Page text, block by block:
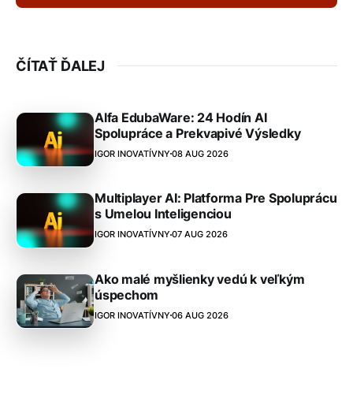
ČÍTAŤ ĎALEJ
Alfa EdubaWare: 24 Hodín AI
Spolupráce a Prekvapivé Výsledky
IGOR INOVATÍVNY 08 AUG 2026
Multiplayer AI: Platforma Pre Spoluprácu
s Umelou Inteligenciou
IGOR INOVATÍVNY 07 AUG 2026
Ako malé myšlienky vedú k veľkým
úspechom
IGOR INOVATÍVNY 06 AUG 2026